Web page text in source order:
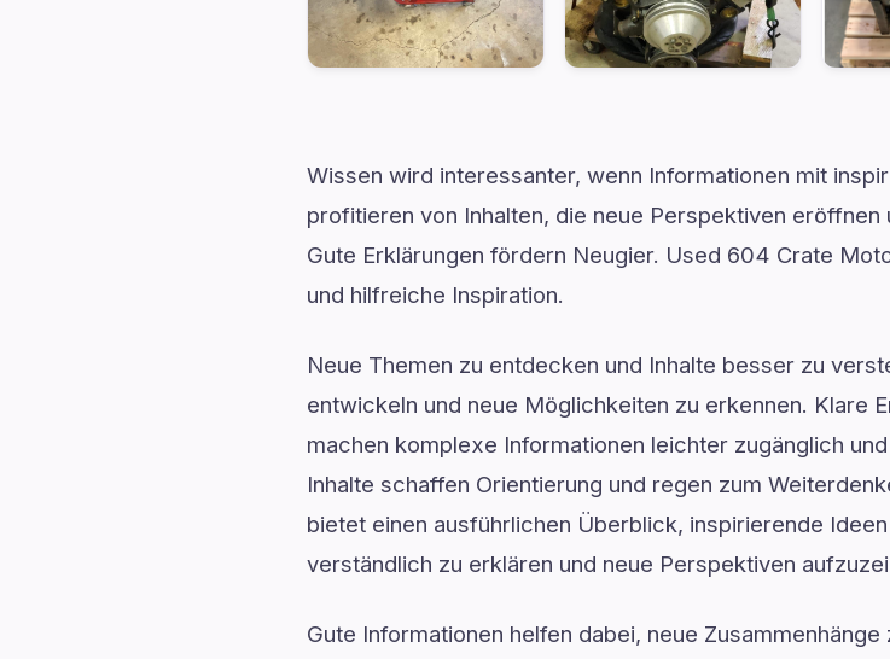
Wissen wird interessanter, wenn Informationen mit
profitieren von Inhalten, die neue Perspektiven
Gute Erklärungen fördern Neugier. Used 604 Crate
und hilfreiche Inspiration.
Neue Themen zu entdecken und Inhalte besser zu
entwickeln und neue Möglichkeiten zu erkennen. Klare
machen komplexe Informationen leichter zugänglich
Inhalte schaffen Orientierung und regen zum
bietet einen ausführlichen Überblick, inspirierende
verständlich zu erklären und neue Perspektiven
Gute Informationen helfen dabei, neue